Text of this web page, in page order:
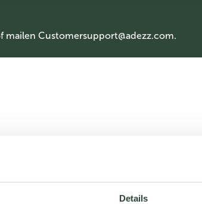
Details
mailen Customersupport@adezz.com.